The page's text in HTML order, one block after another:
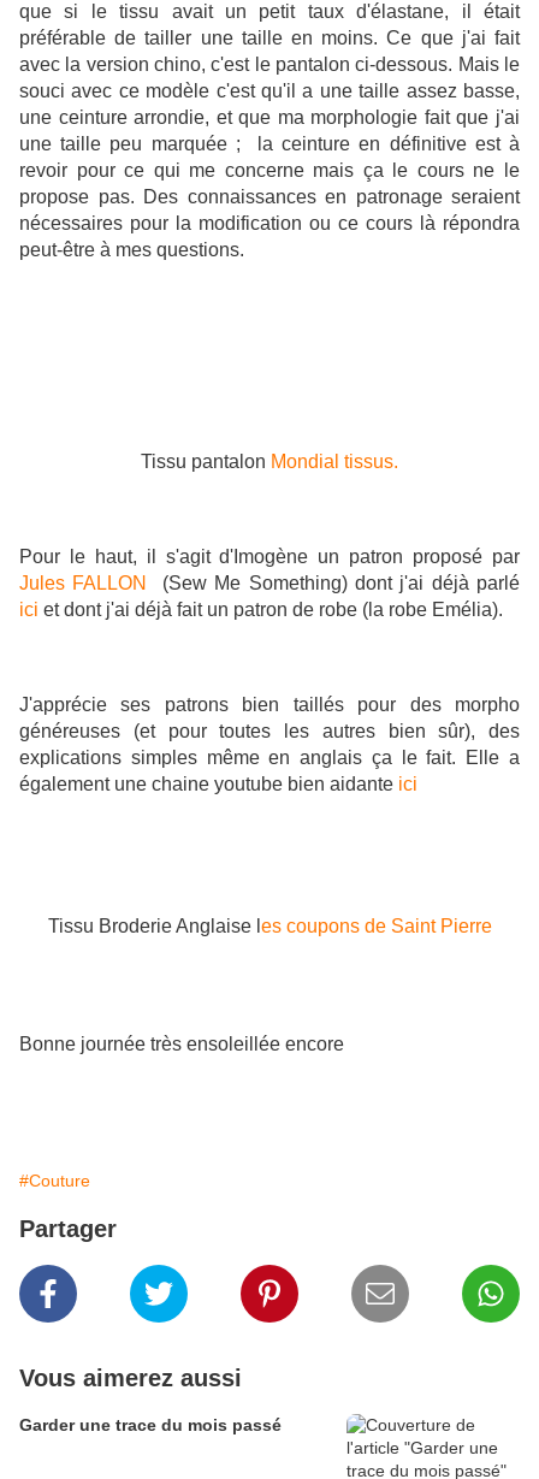
que si le tissu avait un petit taux d'élastane, il était
préférable de tailler une taille en moins. Ce que j'ai fait
avec la version chino, c'est le pantalon ci-dessous. Mais le
souci avec ce modèle c'est qu'il a une taille assez basse,
une ceinture arrondie, et que ma morphologie fait que j'ai
une taille peu marquée ; la ceinture en définitive est à
revoir pour ce qui me concerne mais ça le cours ne le
propose pas. Des connaissances en patronage seraient
nécessaires pour la modification ou ce cours là répondra
peut-être à mes questions.
Tissu pantalon Mondial tissus.
Pour le haut, il s'agit d'Imogène un patron proposé par
Jules FALLON
(Sew Me Something) dont j'ai déjà parlé
ici et dont j'ai déjà fait un patron de robe (la robe Emélia).
J'apprécie ses patrons bien taillés pour des morpho
généreuses (et pour toutes les autres bien sûr), des
explications simples même en anglais ça le fait. Elle a
également une chaine youtube bien aidante ici
Tissu Broderie Anglaise l es coupons de Saint Pierre
Bonne journée très ensoleillée encore
#Couture
Partager
Vous aimerez aussi
Garder une trace du mois passé